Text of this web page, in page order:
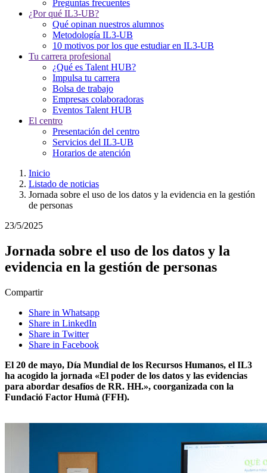
Preguntas frecuentes
¿Por qué IL3-UB?
Qué opinan nuestros alumnos
Metodología IL3-UB
10 motivos por los que estudiar en IL3-UB
Tu carrera profesional
¿Qué es Talent HUB?
Impulsa tu carrera
Bolsa de trabajo
Empresas colaboradoras
Eventos Talent HUB
El centro
Presentación del centro
Servicios del IL3-UB
Horarios de atención
Inicio
Listado de noticias
Jornada sobre el uso de los datos y la evidencia en la gestión
de personas
23/5/2025
Jornada sobre el uso de los datos y la
evidencia en la gestión de personas
Compartir
Share in Whatsapp
Share in LinkedIn
Share in Twitter
Share in Facebook
El 20 de mayo, Día Mundial de los Recursos Humanos, el IL3
ha acogido la jornada «El poder de los datos y las evidencias
para abordar desafíos de RR. HH.», coorganizada con la
Fundació Factor Humà (FFH).